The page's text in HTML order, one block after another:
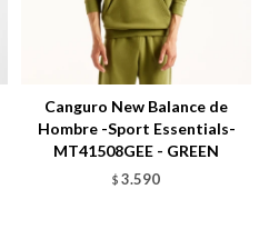
Canguro New Balance de
Hombre -Sport Essentials-
MT41508GEE - GREEN
$ 3.590